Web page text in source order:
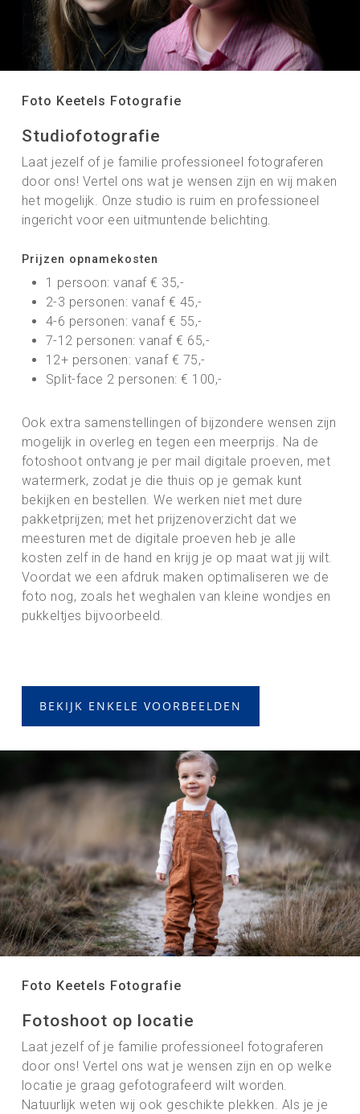
Foto Keetels Fotografie
Studiofotografie
Laat jezelf of je familie professioneel fotograferen
door ons! Vertel ons wat je wensen zijn en wij maken
het mogelijk. Onze studio is ruim en professioneel
ingericht voor een uitmuntende belichting.
Prijzen opnamekosten
1 persoon: vanaf € 35,-
2-3 personen: vanaf € 45,-
4-6 personen: vanaf € 55,-
7-12 personen: vanaf € 65,-
12+ personen: vanaf € 75,-
Split-face 2 personen: € 100,-
Ook extra samenstellingen of bijzondere wensen zijn
mogelijk in overleg en tegen een meerprijs. Na de
fotoshoot ontvang je per mail digitale proeven, met
watermerk, zodat je die thuis op je gemak kunt
bekijken en bestellen. We werken niet met dure
pakketprijzen; met het prijzenoverzicht dat we
meesturen met de digitale proeven heb je alle
kosten zelf in de hand en krijg je op maat wat jij wilt.
Voordat we een afdruk maken optimaliseren we de
foto nog, zoals het weghalen van kleine wondjes en
pukkeltjes bijvoorbeeld.
BEKIJK ENKELE VOORBEELDEN
Foto Keetels Fotografie
Fotoshoot op locatie
Laat jezelf of je familie professioneel fotograferen
door ons! Vertel ons wat je wensen zijn en op welke
locatie je graag gefotografeerd wilt worden.
Natuurlijk weten wij ook geschikte plekken. Als je je